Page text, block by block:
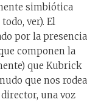
simbiótica
ver). El
por la presencia
componen la
que Kubrick
que nos rodea
una voz